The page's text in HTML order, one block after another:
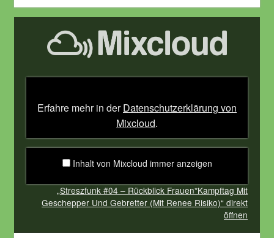
„Streszfunk
Rückblick
Frauen*Kampftag
Geschepper
von
Mixcloud
Erfahre mehr in derDatenschutzerklärung von
Mixcloud.
Inhalt von Mixcloud immer anzeigen
„Streszfunk #04 – Rückblick Frauen*Kampftag Mit
Geschepper Und Gebretter (Mit Renee Risiko)“ direkt
öffnen